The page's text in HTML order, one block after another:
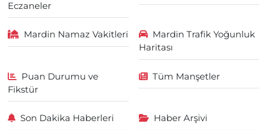
Eczaneler
Mardin Namaz Vakitleri
Mardin Trafik Yoğunluk
Haritası
Puan Durumu ve
Fikstür
Tüm Manşetler
Son Dakika Haberleri Haber Arşivi